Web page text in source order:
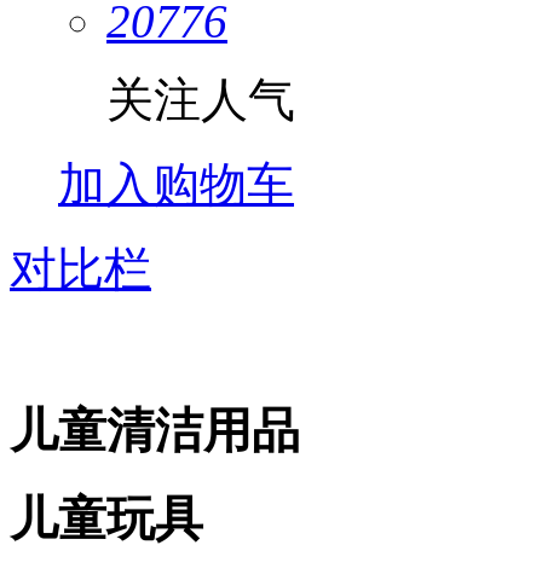
20776
关注人气
加入购物车
对比栏
儿童清洁用品
儿童玩具